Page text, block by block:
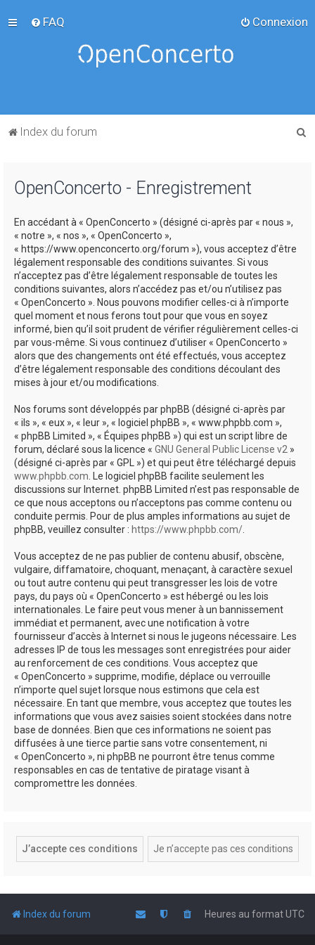
FAQ Connexion
Index du forum
OpenConcerto - Enregistrement
En accédant à « OpenConcerto » (désigné ci-après par « nous »,
« notre », « nos », « OpenConcerto »,
« https://www.openconcerto.org/forum »), vous acceptez d’être
légalement responsable des conditions suivantes. Si vous
n’acceptez pas d’être légalement responsable de toutes les
conditions suivantes, alors n’accédez pas et/ou n’utilisez pas
« OpenConcerto ». Nous pouvons modifier celles-ci à n’importe
quel moment et nous ferons tout pour que vous en soyez
informé, bien qu’il soit prudent de vérifier régulièrement celles-ci
par vous-même. Si vous continuez d’utiliser « OpenConcerto »
alors que des changements ont été effectués, vous acceptez
d’être légalement responsable des conditions découlant des
mises à jour et/ou modifications.
Nos forums sont développés par phpBB (désigné ci-après par
« ils », « eux », « leur », « logiciel phpBB », « www.phpbb.com »,
« phpBB Limited », « Équipes phpBB ») qui est un script libre de
forum, déclaré sous la licence « GNU General Public License v2 »
(désigné ci-après par « GPL ») et qui peut être téléchargé depuis
www.phpbb.com. Le logiciel phpBB facilite seulement les
discussions sur Internet. phpBB Limited n’est pas responsable de
ce que nous acceptons ou n’acceptons pas comme contenu ou
conduite permis. Pour de plus amples informations au sujet de
phpBB, veuillez consulter : https://www.phpbb.com/.
Vous acceptez de ne pas publier de contenu abusif, obscène,
vulgaire, diffamatoire, choquant, menaçant, à caractère sexuel
ou tout autre contenu qui peut transgresser les lois de votre
pays, du pays où « OpenConcerto » est hébergé ou les lois
internationales. Le faire peut vous mener à un bannissement
immédiat et permanent, avec une notification à votre
fournisseur d’accès à Internet si nous le jugeons nécessaire. Les
adresses IP de tous les messages sont enregistrées pour aider
au renforcement de ces conditions. Vous acceptez que
« OpenConcerto » supprime, modifie, déplace ou verrouille
n’importe quel sujet lorsque nous estimons que cela est
nécessaire. En tant que membre, vous acceptez que toutes les
informations que vous avez saisies soient stockées dans notre
base de données. Bien que ces informations ne soient pas
diffusées à une tierce partie sans votre consentement, ni
« OpenConcerto », ni phpBB ne pourront être tenus comme
responsables en cas de tentative de piratage visant à
compromettre les données.
Index du forum Heures au formatUTC